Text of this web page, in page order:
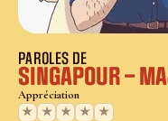
PAROLES DE
SINGAPOUR –
Appréciation
★
★ ★ ★ ★